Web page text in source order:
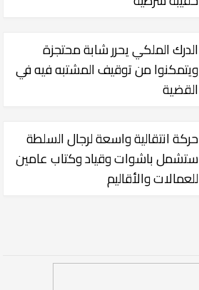
الدرك الملكي يحرر شابة محتجزة
ويتمكنوا من توقيف المشتبه فيه في
القضية
حركة انتقالية واسعة لرجال السلطة
ستشمل باشوات وقياد وكتاب عامين
للعمالات والأقاليم